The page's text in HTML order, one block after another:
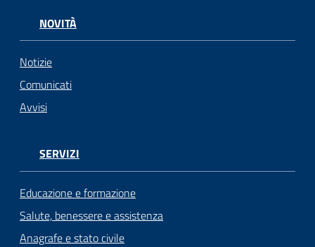
NOVITÀ
Notizie
Comunicati
Avvisi
SERVIZI
Educazione e formazione
Salute, benessere e assistenza
Anagrafe e stato civile